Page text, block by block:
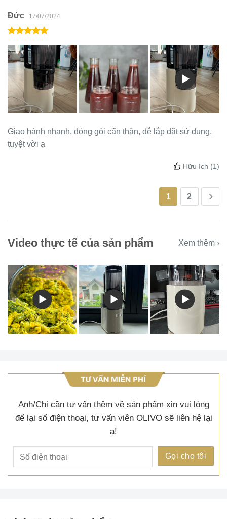
Đức 17/07/2024
Giao hành nhanh, đóng gói cẩn thận, dễ lắp đặt sử dụng,
tuyệt vời ạ
Hữu ích (1)
1 2
Video thực tế của sản phẩm Xem thêm ›
Anh/Chị cần tư vấn thêm về sản phẩm xin vui lòng
để lại số điện thoại, tư vấn viên OLIVO sẽ liên hệ lại
ạ!